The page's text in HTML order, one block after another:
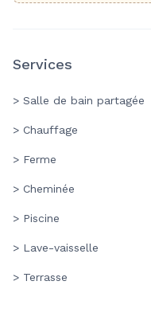
Services
> Salle de bain partagée
> Chauffage
> Ferme
> Cheminée
> Piscine
> Lave-vaisselle
> Terrasse